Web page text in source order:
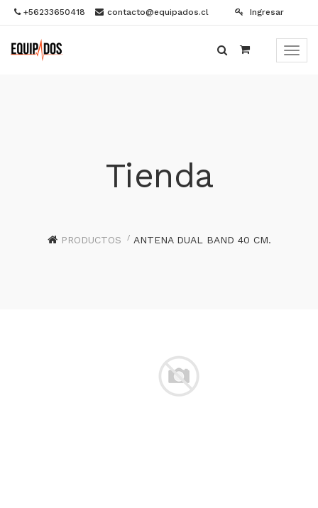
+56233650418 contacto@equipados.cl Ingresar
Menú
Tienda
PRODUCTOS ANTENA DUAL BAND 40 CM.